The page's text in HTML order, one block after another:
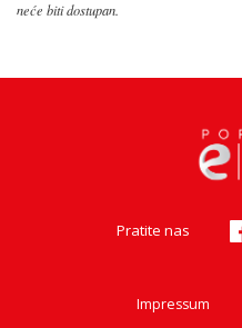
neće biti dostupan.
Pratite nas
Impressum